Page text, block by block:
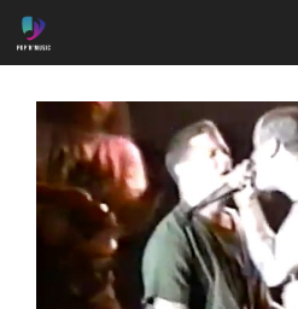
Aller
au